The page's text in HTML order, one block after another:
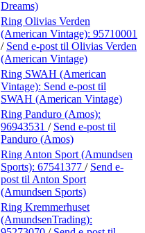
Dreams)
Ring Olivias Verden
(American Vintage): 95710001
/ Send e-post til Olivias Verden
(American Vintage)
Ring SWAH (American
Vintage): Send e-post til
SWAH (American Vintage)
Ring Panduro (Amos):
96943531 / Send e-post til
Panduro (Amos)
Ring Anton Sport (Amundsen
Sports): 67541377 / Send e-
post til Anton Sport
(Amundsen Sports)
Ring Kremmerhuset
(AmundsenTrading):